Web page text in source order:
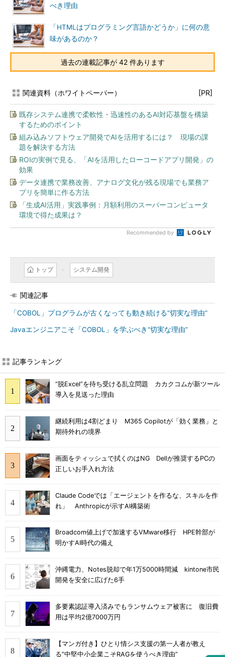
べき理由
「HTMLはプログラミング言語かどうか」に何の意
味があるのか？
過去の連載記事が 42 件あります
関連資料（ホワイトペーパー） [PR]
既存システム連携で柔軟性・迅速性のあるAI対応基盤を構築
するためのポイント
組み込みソフトウェア開発でAIを活用するには？ 現場の課
題を解決する方法
ROIの実例で見る、「AIを活用したローコードアプリ開発」の
効果
データ連携で業務改善、アナログ文化が残る現場でも業務ア
プリを簡単に作る方法
「生成AI活用」実践事例：月額利用のスーパーコンピュータ
環境で得た成果は？
Recommended by
トップ システム開発
関連記事
「COBOL」プログラムが古くなっても動き続ける“切実な理由”
Javaエンジニアこそ「COBOL」を学ぶべき“切実な理由”
記事ランキング
“脱Excel”を待ち受ける乱立問題 カカクコムが新ツール
導入を見送った理由
継続利用は4割どまり M365 Copilotが「効く業務」と
期待外れの境界
画面をティッシュで拭くのはNG Dellが推奨するPCの
正しいお手入れ方法
Claude Codeでは「エージェントを作るな、スキルを作
れ」 Anthropicが示すAI構築術
Broadcom値上げで加速するVMware移行 HPE幹部が
明かすAI時代の備え
沖縄電力、Notes脱却で年1万5000時間減 kintone市民
開発を安全に広げた6手
多要素認証導入済みでもランサムウェア被害に 復旧費
用は平均2億7000万円
【マンガ付き】ひとり情シス支援の第一人者が教え
る”中堅中小企業こそRAGを使うべき理由”